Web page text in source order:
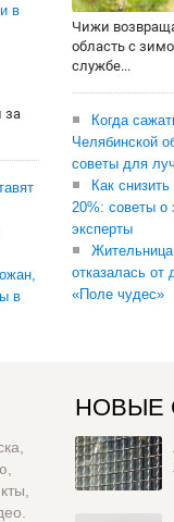
в
за
в
Чижи
область с
службе...
Когда
Челябинской
советы для
Как
20%: советы о
эксперты
отказалась от
«Поле чудес»
НОВЫЕ